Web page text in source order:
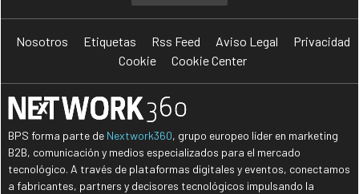
Nosotros Etiquetas Rss Feed Aviso Legal
Privacidad
Cookie
Cookie Center
BPS forma parte de Nextwork360, grupo europeo líder en marketing
B2B, comunicación y medios especializados para el mercado
tecnológico. A través de plataformas digitales y eventos, conectamos
a fabricantes, partners y decisores tecnológicos impulsando la